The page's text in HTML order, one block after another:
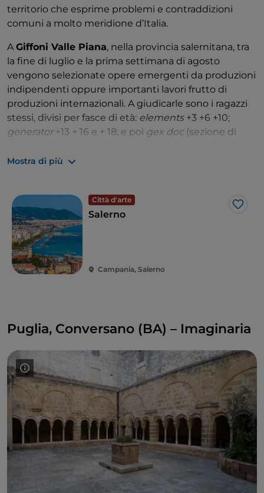
territorio che esprime problemi e contraddizioni
comuni a molto meridione d’Italia.
AGiffoni Valle Piana, nella provincia salernitana, tra
la fine di luglio e la prima settimana di agosto
vengono selezionate opere emergenti da produzioni
indipendenti oppure importanti lavori frutto di
produzioni internazionali. A giudicarle sono i ragazzi
stessi, divisi per fasce di età: elements+3 +6 +10;
generator+13 + 16 e + 18; e poi gex doc(sezione di
composta da ragazzi tra i 18 e i 25 anni.
estate, da De Niro a Oliver Stone da Wim Wenders a
Kieslowsky oltre a moltissimi autori e attori della
cinematografia italiana. Il
qualità e di etica attribuite ai contenuti per bambini
e ragazzi.
Mostra di più
Città d'arte
Like
Salerno
Campania, Salerno
Puglia, Conversano (BA) – Imaginaria